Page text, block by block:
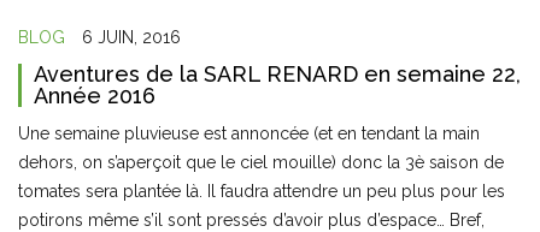
BLOG 6 JUIN, 2016
Aventures de la SARL RENARD en semaine 22,
Année 2016
Une semaine pluvieuse est annoncée (et en tendant la main
dehors, on s’aperçoit que le ciel mouille) donc la 3è saison de
tomates sera plantée là. Il faudra attendre un peu plus pour les
potirons même s’il sont pressés d’avoir plus d’espace… Bref,